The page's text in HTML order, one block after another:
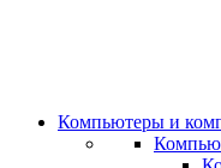
Компьютеры и